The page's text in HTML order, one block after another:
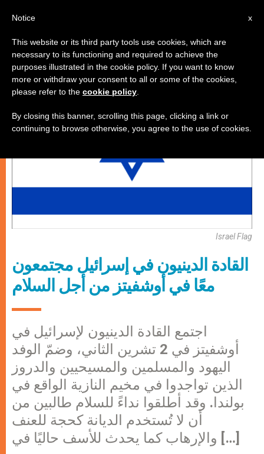
كنيسة محليّة
Israel Flag
القادة الدينيون في إسرائيل مجتمعون
معًا في أوشفيتز من أجل السلام
اجتمع القادة الدينيون لإسرائيل في
أوشفيتز في 2 تشرين الثاني، وضمّ الوفد
اليهود والمسلمين والمسيحيين والدروز
الذين تواجدوا في مخيم النازية الواقع في
بولندا. وقد أطلقوا نداءً للسلام طالبين من
أن لا تُستخدم الديانة كحجة للعنف
والإرهاب كما يحدث للأسف حاليًا في […]
x
Notice
This website or its third party tools use cookies, which are
necessary to its functioning and required to achieve the
purposes illustrated in the cookie policy. If you want to know
more or withdraw your consent to all or some of the cookies,
please refer to the cookie policy
By closing this banner, scrolling this page, clicking a link or
continuing to browse otherwise, you agree to the use of cookies.